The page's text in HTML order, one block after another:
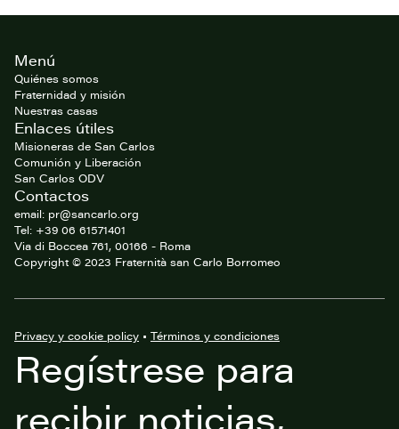
Footer
website
Menú
Quiénes somos
Fraternidad y misión
Nuestras casas
Enlaces útiles
Misioneras de San Carlos
Comunión y Liberación
San Carlos ODV
Contactos
email: pr@sancarlo.org
Tel: +39 06 61571401
Via di Boccea 761, 00166 - Roma
Copyright © 2023 Fraternità san Carlo Borromeo
Privacy y cookie policy • Términos y condiciones
Regístrese para
recibir noticias,